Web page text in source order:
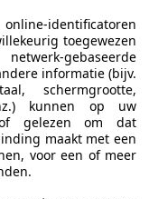
vast dak was de
weer te rijden.
de kleine
open cabriolet aan
in een uitsparing,
nog
met een
identificatoren
toegewezen
gebaseerde
informatie (bijv.
schermgrootte,
kunnen op uw
gelezen om dat
maakt met een
voor een of meer